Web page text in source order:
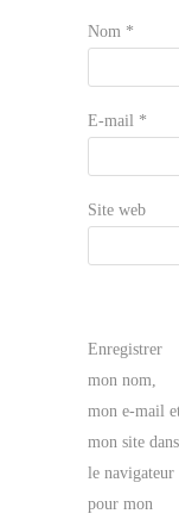
Nom *
E-mail *
Site web
Enregistrer
mon nom,
mon e-mail
mon site dans
le navigateur
pour mon